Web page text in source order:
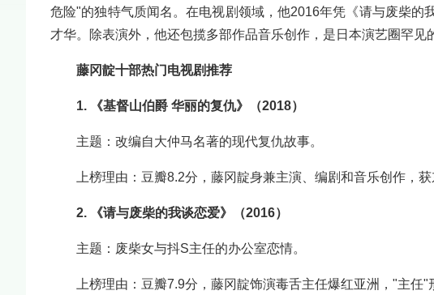
危险"的独特气质闻名。在电视剧领域，他2016年凭《请与废柴
才华。除表演外，他还包揽多部作品音乐创作，是日本演艺圈罕见
藤冈靛十部热门电视剧推荐
1. 《基督山伯爵 华丽的复仇》（2018）
主题：改编自大仲马名著的现代复仇故事。
上榜理由：豆瓣8.2分，藤冈靛身兼主演、编剧和音乐创作，
2. 《请与废柴的我谈恋爱》（2016）
主题：废柴女与抖S主任的办公室恋情。
上榜理由：豆瓣7.9分，藤冈靛饰演毒舌主任爆红亚洲，"主任